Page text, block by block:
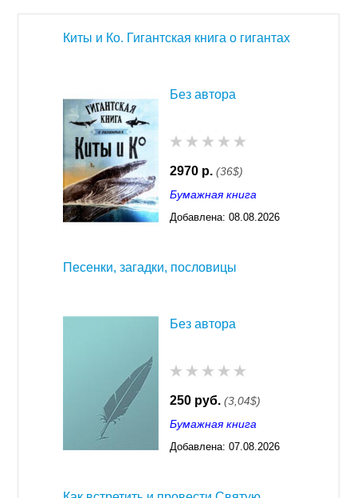
Киты и Ко. Гигантская книга о гигантах
Без автора
2970 р. (36$)
Бумажная книга
Добавлена: 08.08.2026
Песенки, загадки, пословицы
Без автора
250 руб. (3,04$)
Бумажная книга
Добавлена: 07.08.2026